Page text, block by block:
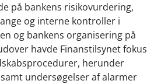
på bankens risikovurdering,
og interne kontroller i
og bankens organisering på
havde Finanstilsynet fokus
herunder
undersøgelser af alarmer